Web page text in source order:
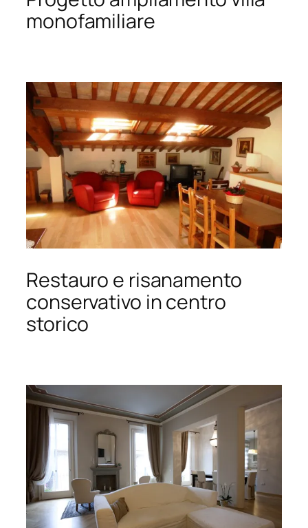
monofamiliare
Restauro e risanamento
conservativo in centro
storico